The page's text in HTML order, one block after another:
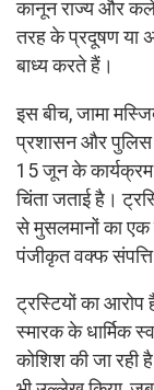
कानून राज्य और
तरह के प्रदूषण या
बाध्य करते हैं।
इस बीच, जामा
प्रशासन और पुलिस
15 जून के कार्यक्रम
चिंता जताई है।
से मुसलमानों का
पंजीकृत वक्फ संपत्ति
ट्रस्टियों का आरोप
स्मारक के धार्मिक
कोशिश की जा रही